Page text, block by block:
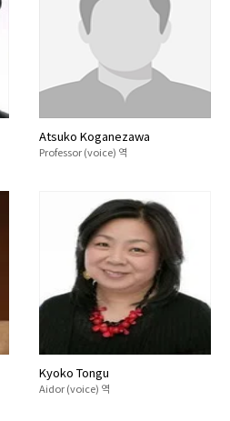
Atsuko Koganezawa
Professor (voice) 역
Kyoko Tongu
Aidor (voice) 역